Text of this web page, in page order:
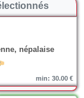
népalaise
min: 30.00 €